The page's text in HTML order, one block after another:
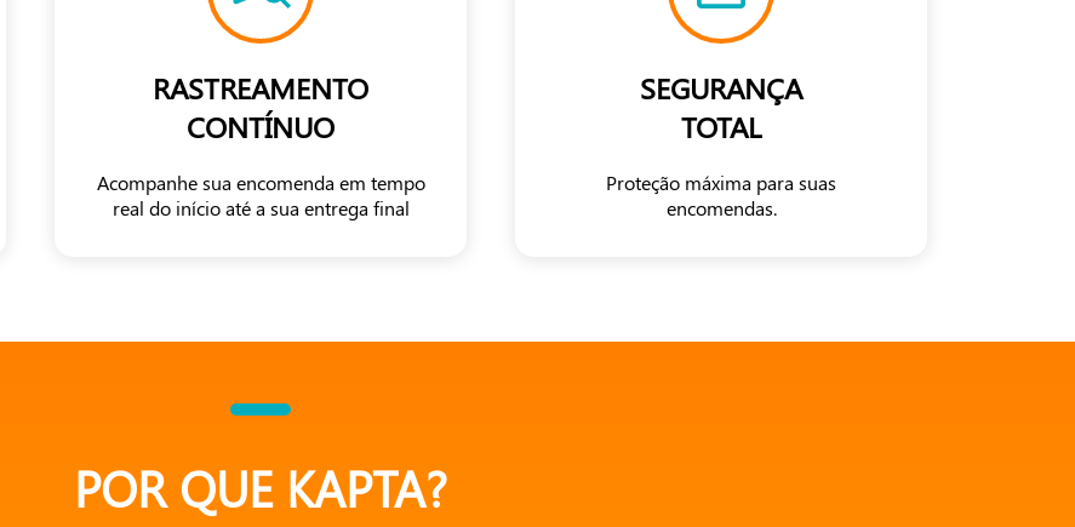
RASTREAMENTO
CONTÍNUO
Acompanhe sua encomenda em tempo
real do início até a sua entrega final
SEGURANÇA
TOTAL
Proteção máxima para suas
encomendas.
POR QUE KAPTA?